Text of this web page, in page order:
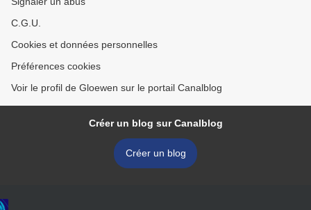
C.G.U.
Cookies et données personnelles
Préférences cookies
Voir le profil de Gloewen sur le portail Canalblog
Créer un blog sur Canalblog
Créer un blog